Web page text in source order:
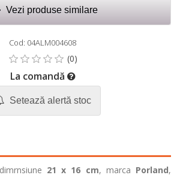
Vezi produse similare
Cod: 04ALM004608
La comandă
Setează alertă stoc
21 x 16 cm, marca Porland,